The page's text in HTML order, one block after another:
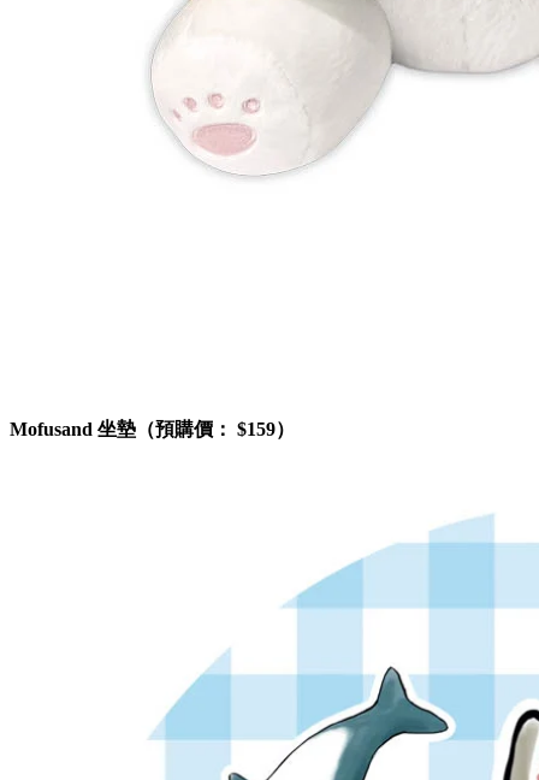
Mofusand 坐墊（預購價： $159）